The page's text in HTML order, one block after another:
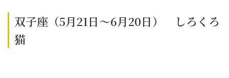
双子座（5月21日～6月20日） しろくろ
猫